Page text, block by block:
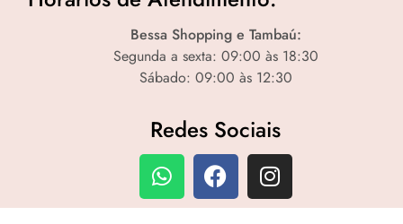
Bessa Shopping e Tambaú:
Segunda a sexta: 09:00 às 18:30
Sábado: 09:00 às 12:30
Redes Sociais